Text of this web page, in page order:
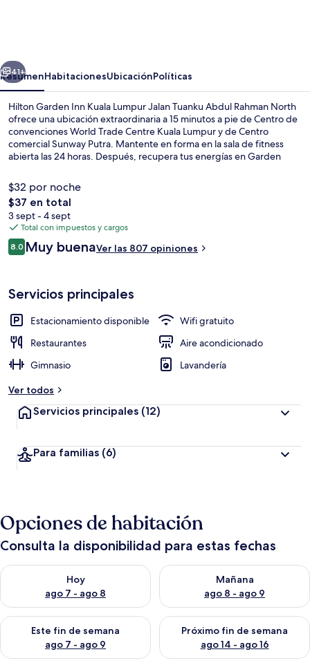
Lumpur
Jalan
Tuanku
Abdul
Rahman
Siguiente
41+
ResumenHabitacionesUbicaciónPolíticas
Hilton Garden Inn Kuala Lumpur Jalan Tuanku Abdul Rahman North
ofrece una ubicación extraordinaria a 15 minutos a pie de Centro de
convenciones World Trade Centre Kuala Lumpur y de Centro
comercial Sunway Putra. Mantente en forma en la sala de fitness
abierta las 24 horas. Después, recupera tus energías en Garden
internacional, y está disponible para desayunos, comidas y cenas.
Asimismo, tanto Torres Gemelas Petronas como Petaling Street
están a solo cinco minutos en auto. Otros visitantes hablan muy bien
de las amenidades y características como el personal amable y la
condición en general. Hay opciones de transporte público a una
corta distancia a pie: Estación de metro de Chow Kit está a 6
minutos y Estación de metro de PWTC está a 9 minutos.
$32 por noche
El
precio
total
es
de
$37 en total
3 sept - 4 sept
Total con impuestos y cargos
Opiniones
8.08.0 de 10,
Muy buenaVer las 807 opiniones
Servicios principales
Estacionamiento disponible
Wifi gratuito
Restaurantes
Aire acondicionado
Gimnasio
Lavandería
Ver todos
Servicios principales (12)
Para familias (6)
Opciones de habitación
Consulta la disponibilidad para estas fechas
Hoy
ago 7 - ago 8
Consulta la disponibilidad para hoy ago 7 - ago 8
Mañana
ago 8 - ago 9
Consulta la disponibilidad
Este fin de semana
ago 7 - ago 9
Consulta la disponibilidad para este fin de semana ago 7 -
Próximo fin de semana
ago 14 - ago 16
Consulta la disponibilidad